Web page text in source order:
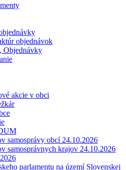
objednávok
Objednávky
akcie v obci
samosprávy obcí 24.10.2026
samosprávnych krajov 24.10.2026
parlamentu na území Slovenskej